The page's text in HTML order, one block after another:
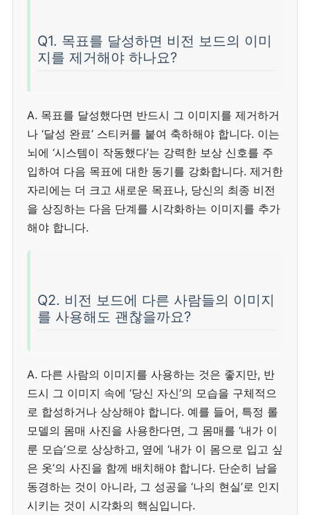
Q1. 목표를 달성하면 비전 보드의 이미
지를 제거해야 하나요?
A. 목표를 달성했다면 반드시 그 이미지를 제거하거
나 ‘달성 완료’ 스티커를 붙여 축하해야 합니다. 이는
뇌에 ‘시스템이 작동했다’는 강력한 보상 신호를 주
입하여 다음 목표에 대한 동기를 강화합니다. 제거한
자리에는 더 크고 새로운 목표나, 당신의 최종 비전
을 상징하는 다음 단계를 시각화하는 이미지를 추가
해야 합니다.
Q2. 비전 보드에 다른 사람들의 이미지
를 사용해도 괜찮을까요?
A. 다른 사람의 이미지를 사용하는 것은 좋지만, 반
드시 그 이미지 속에 ‘당신 자신’의 모습을 구체적으
로 합성하거나 상상해야 합니다. 예를 들어, 특정 롤
모델의 몸매 사진을 사용한다면, 그 몸매를 ‘내가 이
룬 모습’으로 상상하고, 옆에 ‘내가 이 몸으로 입고 싶
은 옷’의 사진을 함께 배치해야 합니다. 단순히 남을
동경하는 것이 아니라, 그 성공을 ‘나의 현실’로 인지
시키는 것이 시각화의 핵심입니다.